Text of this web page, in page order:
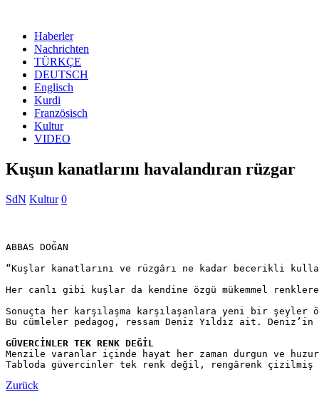
Haberler
Nachrichten
TÜRKÇE
DEUTSCH
Englisch
Kurdi
Französisch
Kultur
VIDEO
Kuşun kanatlarını havalandıran rüzgar
SdN Kultur 0
ABBAS DOĞAN
“Kuşlar kanatlarını ve rüzgârı ne kadar becerikli
Her canlı gibi kuşlar da kendine özgü mükemmel
Sonuçta her karşılaşma karşılaşanlara yeni bir şeyler
Bu cümleler pedagog, ressam Deniz Yıldız ait.
Menzile varanlar içinde hayat her zaman durgun ve
Tabloda güvercinler tek renk değil, rengârenk çizilmiş
Zurück